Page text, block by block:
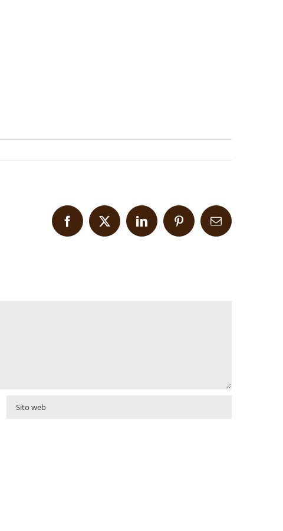
Facebook
X LinkedInPinterestEmail